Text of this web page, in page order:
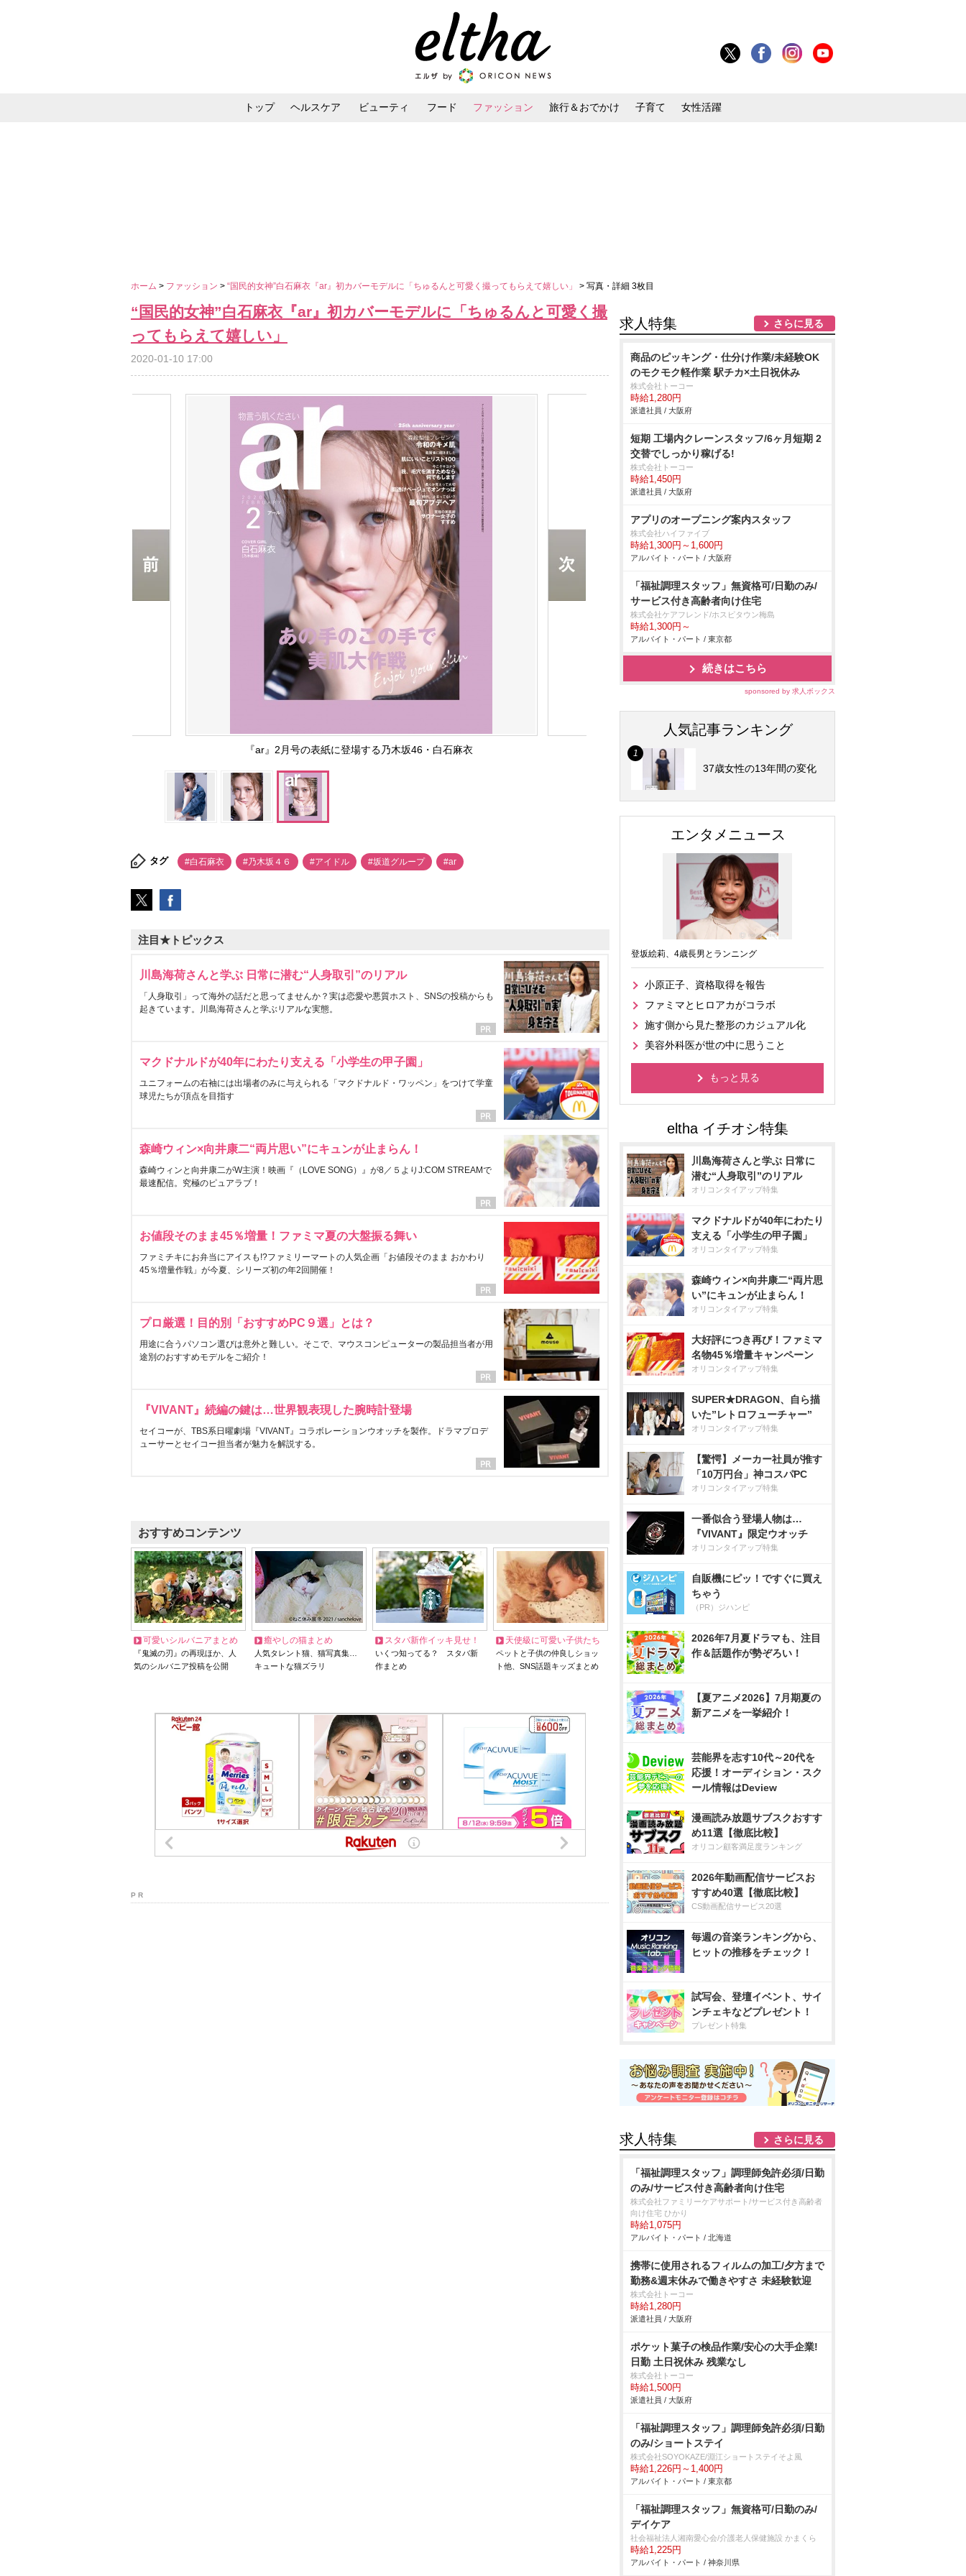
トップ ヘルスケア ビューティ フード ファッション 旅行＆おでかけ 子育て 女性活躍
ホーム > ファッション > “国民的女神”白石麻衣『ar』初カバーモデルに「ちゅるんと可愛く撮ってもらえて嬉しい」 > 写真・詳細 3枚目
“国民的女神”白石麻衣『ar』初カバーモデルに「ちゅるんと可愛く撮
ってもらえて嬉しい」
2020-01-10 17:00
『ar』2月号の表紙に登場する乃木坂46・白石麻衣
タグ #白石麻衣 #乃木坂４６ #アイドル #坂道グループ #ar
注目★トピックス
川島海荷さんと学ぶ 日常に潜む“人身取引”のリアル
「人身取引」って海外の話だと思ってませんか？実は恋愛や悪質ホスト、SNSの投稿からも
起きています。川島海荷さんと学ぶリアルな実態。
マクドナルドが40年にわたり支える「小学生の甲子園」
ユニフォームの右袖には出場者のみに与えられる「マクドナルド・ワッペン」をつけて学童
球児たちが頂点を目指す
森崎ウィン×向井康二“両片思い”にキュンが止まらん！
森崎ウィンと向井康二がW主演！映画『（LOVE SONG）』が8／５よりJ:COM STREAMで
最速配信。究極のピュアラブ！
お値段そのまま45％増量！ファミマ夏の大盤振る舞い
ファミチキにお弁当にアイスも!?ファミリーマートの人気企画「お値段そのまま おかわり
45％増量作戦」が今夏、シリーズ初の年2回開催！
プロ厳選！目的別「おすすめPC９選」とは？
用途に合うパソコン選びは意外と難しい。そこで、マウスコンピューターの製品担当者が用
途別のおすすめモデルをご紹介！
『VIVANT』続編の鍵は…世界観表現した腕時計登場
セイコーが、TBS系日曜劇場『VIVANT』コラボレーションウオッチを製作。ドラマプロデ
ューサーとセイコー担当者が魅力を解説する。
おすすめコンテンツ
可愛いシルバニアまとめ
『鬼滅の刃』の再現ほか、人
気のシルバニア投稿を公開
癒やしの猫まとめ
人気タレント猫、猫写真集…
キュートな猫ズラリ
スタバ新作イッキ見せ！
いくつ知ってる？ スタバ新
作まとめ
天使級に可愛い子供たち
ペットと子供の仲良しショッ
ト他、SNS話題キッズまとめ
P R
求人特集 さらに見る
商品のピッキング・仕分け作業/未経験OK
のモクモク軽作業 駅チカ×土日祝休み
株式会社トーコー
時給1,280円
派遣社員 / 大阪府
短期 工場内クレーンスタッフ/6ヶ月短期 2
交替でしっかり稼げる!
株式会社トーコー
時給1,450円
派遣社員 / 大阪府
アプリのオープニング案内スタッフ
株式会社ハイファイブ
時給1,300円～1,600円
アルバイト・パート / 大阪府
「福祉調理スタッフ」無資格可/日勤のみ/
サービス付き高齢者向け住宅
株式会社ケアフレンド/ホスピタウン梅島
時給1,300円～
アルバイト・パート / 東京都
続きはこちら
sponsored by 求人ボックス
人気記事ランキング
37歳女性の13年間の変化
エンタメニュース
登坂絵莉、4歳長男とランニング
小原正子、資格取得を報告
ファミマとヒロアカがコラボ
施す側から見た整形のカジュアル化
美容外科医が世の中に思うこと
もっと見る
川島海荷さんと学ぶ 日常に
潜む“人身取引”のリアル
オリコンタイアップ特集
マクドナルドが40年にわたり
支える「小学生の甲子園」
オリコンタイアップ特集
森崎ウィン×向井康二“両片思
い”にキュンが止まらん！
オリコンタイアップ特集
大好評につき再び！ファミマ
名物45％増量キャンペーン
オリコンタイアップ特集
SUPER★DRAGON、自ら描
いた”レトロフューチャー”
オリコンタイアップ特集
【驚愕】メーカー社員が推す
「10万円台」神コスパPC
オリコンタイアップ特集
一番似合う登場人物は…
『VIVANT』限定ウオッチ
オリコンタイアップ特集
自販機にピッ！ですぐに買え
ちゃう
（PR）ジハンピ
2026年7月夏ドラマも、注目
作＆話題作が勢ぞろい！
【夏アニメ2026】7月期夏の
新アニメを一挙紹介！
芸能界を志す10代～20代を
応援！オーディション・スク
ール情報はDeview
漫画読み放題サブスクおすす
め11選【徹底比較】
オリコン顧客満足度ランキング
2026年動画配信サービスお
すすめ40選【徹底比較】
CS動画配信サービス20選
毎週の音楽ランキングから、
ヒットの推移をチェック！
試写会、登壇イベント、サイ
ンチェキなどプレゼント！
プレゼント特集
求人特集 さらに見る
「福祉調理スタッフ」調理師免許必須/日勤
のみ/サービス付き高齢者向け住宅
株式会社ファミリーケアサポート/サービス付き高齢者
向け住宅 ひかり
時給1,075円
アルバイト・パート / 北海道
携帯に使用されるフィルムの加工/夕方まで
勤務&週末休みで働きやすさ 未経験歓迎
株式会社トーコー
時給1,280円
派遣社員 / 大阪府
ポケット菓子の検品作業/安心の大手企業!
日勤 土日祝休み 残業なし
株式会社トーコー
時給1,500円
派遣社員 / 大阪府
「福祉調理スタッフ」調理師免許必須/日勤
のみ/ショートステイ
株式会社SOYOKAZE/淵江ショートステイそよ風
時給1,226円～1,400円
アルバイト・パート / 東京都
「福祉調理スタッフ」無資格可/日勤のみ/
デイケア
社会福祉法人湘南愛心会/介護老人保健施設 かまくら
時給1,225円
アルバイト・パート / 神奈川県